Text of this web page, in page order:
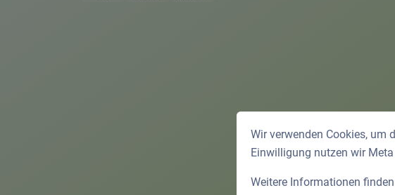
Wir verwenden Cookies, um
Einwilligung nutzen wir
Weitere Informationen